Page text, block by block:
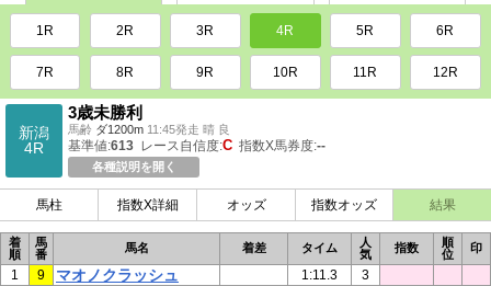
1R 2R 3R 4R 5R 6R
7R 8R 9R 10R 11R 12R
新潟
4R
3歳未勝利
馬齢 ダ1200m 11:45発走 晴 良
基準値:613 レース自信度:C 指数X馬券度:--
各種説明を開く
馬柱 指数X詳細 オッズ 指数オッズ 結果
着
順
馬
番
馬名 着差 タイム
人
気
指数
順
位
印
1 9 マオノクラッシュ 1:11.3
3